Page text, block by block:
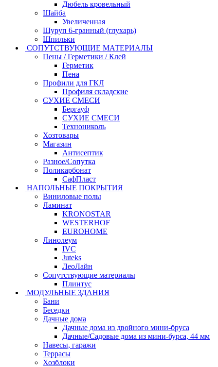
Дюбель кровельный
Шайба
Увеличенная
Шуруп 6-гранный (глухарь)
Шпильки
СОПУТСТВУЮЩИЕ МАТЕРИАЛЫ
Пены / Герметики / Клей
Герметик
Пена
Профили для ГКЛ
Профиля складские
СУХИЕ СМЕСИ
Бергауф
СУХИЕ СМЕСИ
Технониколь
Хозтовары
Магазин
Антисептик
Разное/Сопутка
Поликарбонат
СафПласт
НАПОЛЬНЫЕ ПОКРЫТИЯ
Виниловые полы
Ламинат
KRONOSTAR
WESTERHOF
EUROHOME
Линолеум
IVC
Juteks
ЛеоЛайн
Сопутствующие материалы
Плинтус
МОДУЛЬНЫЕ ЗДАНИЯ
Бани
Беседки
Дачные дома
Дачные дома из двойного мини-бруса
Дачные/Садовые дома из мини-бурса, 44 мм
Навесы, гаражи
Террасы
Хозблоки